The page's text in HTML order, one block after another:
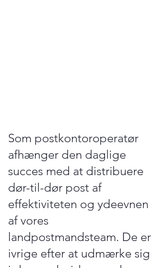
Som postkontoroperatør
afhænger den daglige
succes med at distribuere
dør-til-dør post af
effektiviteten og ydeevnen
af ​​vores
landpostmandsteam. De er
ivrige efter at udmærke sig